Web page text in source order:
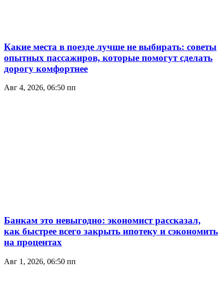
Какие места в поезде лучше не выбирать: советы
опытных пассажиров, которые помогут сделать
дорогу комфортнее
Авг 4, 2026, 06:50 пп
Банкам это невыгодно: экономист рассказал,
как быстрее всего закрыть ипотеку и сэкономить
на процентах
Авг 1, 2026, 06:50 пп